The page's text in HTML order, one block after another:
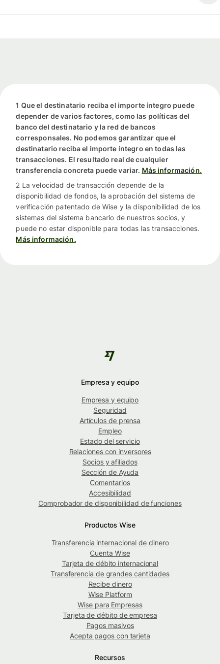
1 Que el destinatario reciba el importe íntegro puede
depender de varios factores, como las políticas del
banco del destinatario y la red de bancos
corresponsales. No podemos garantizar que el
destinatario reciba el importe íntegro en todas las
transacciones. El resultado real de cualquier
transferencia concreta puede variar. Más información.
2 La velocidad de transacción depende de la
disponibilidad de fondos, la aprobación del sistema de
verificación patentado de Wise y la disponibilidad de los
sistemas del sistema bancario de nuestros socios, y
puede no estar disponible para todas las transacciones.
Más información.
Empresa y equipo
Empresa y equipo
Seguridad
Artículos de prensa
Empleo
Estado del servicio
Relaciones con inversores
Socios y afiliados
Sección de Ayuda
Comentarios
Accesibilidad
Comprobador de disponibilidad de funciones
Productos Wise
Transferencia internacional de dinero
Cuenta Wise
Tarjeta de débito internacional
Transferencia de grandes cantidades
Recibe dinero
Wise Platform
Wise para Empresas
Tarjeta de débito de empresa
Pagos masivos
Acepta pagos con tarjeta
Recursos